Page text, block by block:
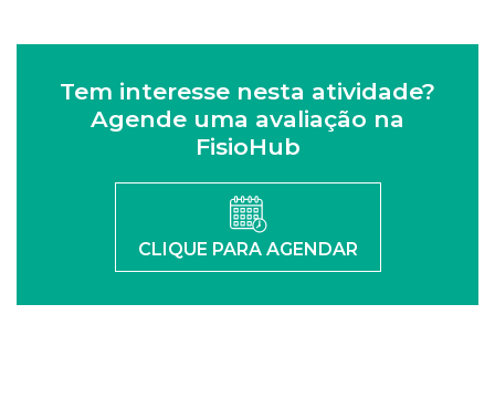
Tem interesse nesta atividade?
Agende uma avaliação na
FisioHub
CLIQUE PARA AGENDAR